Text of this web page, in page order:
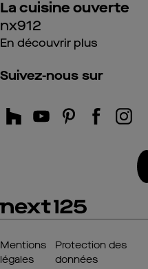
La cuisine ouverte
nx912
En découvrir plus
Mentions
légales
Protection des
données
Suivez-nous sur